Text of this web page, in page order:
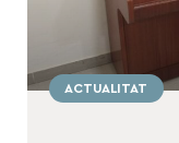
ACTUALITAT